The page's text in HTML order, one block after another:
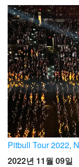
Pitbull Tour 2022,
2022년 11월 09일